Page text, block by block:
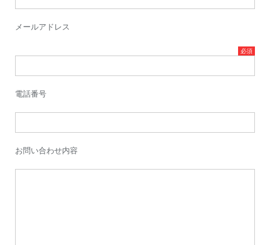
メールアドレス
電話番号
お問い合わせ内容